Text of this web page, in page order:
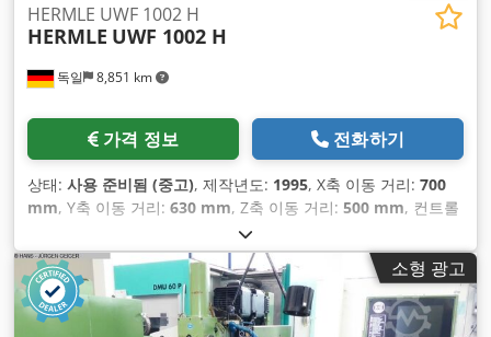
독일 8,851 km
HERMLE UWF 1002 H
HERMLE UWF 1002 H
가격 정보 전화하기
상태: 사용 준비됨 (중고), 제작년도: 1995, X축 이동 거리: 700
mm, Y축 이동 거리: 630 mm, Z축 이동 거리: 500 mm, 컨트롤
, 컨트롤러 모델:
속도 (최대):4,200 rpm, 축 수:3,
소형 광고